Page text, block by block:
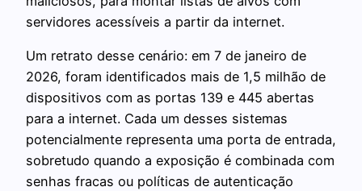
servidores acessíveis a partir da internet.
Um retrato desse cenário: em 7 de janeiro de
2026, foram identificados mais de 1,5 milhão de
dispositivos com as portas 139 e 445 abertas
para a internet. Cada um desses sistemas
potencialmente representa uma porta de entrada,
sobretudo quando a exposição é combinada com
senhas fracas ou políticas de autenticação